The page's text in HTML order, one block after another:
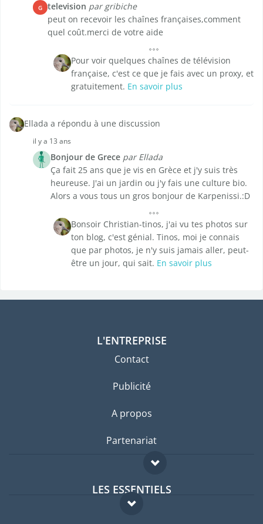
G television par gribiche
peut on recevoir les chaînes françaises,comment
quel coût.merci de votre aide
Pour voir quelques chaînes de télévision
française, c'est ce que je fais avec un proxy, et
gratuitement. En savoir plus
Ellada a répondu à une discussion
il y a 13 ans
Bonjour de Grece par Ellada
Ça fait 25 ans que je vis en Grèce et j'y suis très
heureuse. J'ai un jardin ou j'y fais une culture bio.
Alors a vous tous un gros bonjour de Karpenissi.:D
Bonsoir Christian-tinos, j'ai vu tes photos sur
ton blog, c'est génial. Tinos, moi je connais
que par photos, je n'y suis jamais aller, peut-
être un jour, qui sait. En savoir plus
L'ENTREPRISE
Contact
Publicité
A propos
Partenariat
LES ESSENTIELS
Forum expatriés